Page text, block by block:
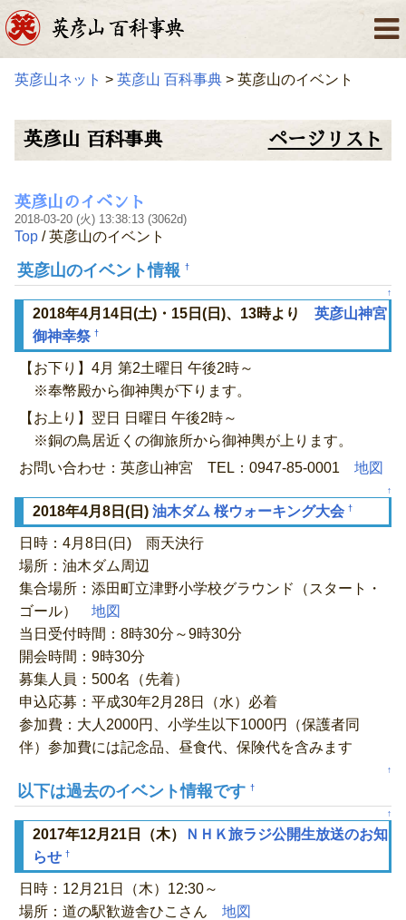
英彦山ネット > 英彦山 百科事典 > 英彦山のイベント
英彦山 百科事典 ページリスト
英彦山のイベント
2018-03-20 (火) 13:38:13 (3062d)
Top / 英彦山のイベント
英彦山のイベント情報 †
↑
2018年4月14日(土)・15日(日)、13時より 英彦山神宮
御神幸祭 †
【お下り】4月 第2土曜日 午後2時～
※奉幣殿から御神輿が下ります。
【お上り】翌日 日曜日 午後2時～
※銅の鳥居近くの御旅所から御神輿が上ります。
お問い合わせ：英彦山神宮 TEL：0947-85-0001 地図
↑
2018年4月8日(日) 油木ダム 桜ウォーキング大会 †
日時：4月8日(日) 雨天決行
場所：油木ダム周辺
集合場所：添田町立津野小学校グラウンド（スタート・
ゴール） 地図
当日受付時間：8時30分～9時30分
開会時間：9時30分
募集人員：500名（先着）
申込応募：平成30年2月28日（水）必着
参加費：大人2000円、小学生以下1000円（保護者同
伴）参加費には記念品、昼食代、保険代を含みます
↑
以下は過去のイベント情報です †
↑
2017年12月21日（木）
ＮＨＫ旅ラジ公開生放送のお知
らせ †
日時：12月21日（木）12:30～
場所：道の駅歓遊舎ひこさん 地図